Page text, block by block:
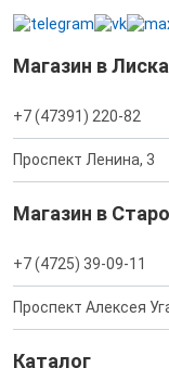
Магазин в
+7 (47391) 220-82
Проспект Ленина, 3
Магазин в
+7 (4725) 39-09-11
Проспект Алексея
Каталог